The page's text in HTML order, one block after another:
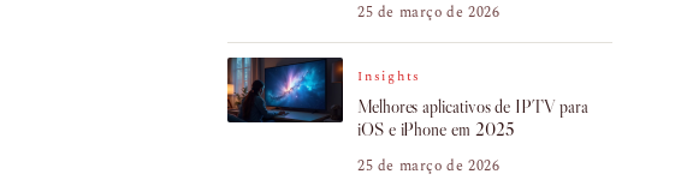
25 de março de 2026
Insights
Melhores aplicativos de IPTV para
iOS e iPhone em 2025
25 de março de 2026